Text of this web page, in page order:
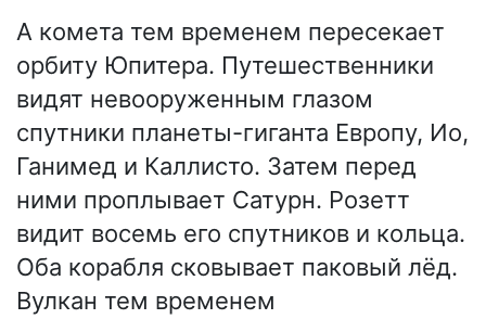
А комета тем временем пересекает
орбиту Юпитера. Путешественники
видят невооруженным глазом
спутники планеты-гиганта Европу, Ио,
Ганимед и Каллисто. Затем перед
ними проплывает Сатурн. Розетт
видит восемь его спутников и кольца.
Оба корабля сковывает паковый лёд.
Вулкан тем временем